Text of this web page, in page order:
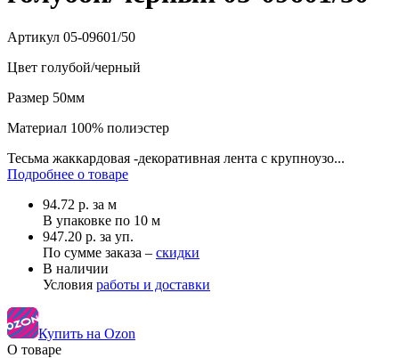
Артикул 05-09601/50
Цвет голубой/черный
Размер 50мм
Материал 100% полиэстер
Тесьма жаккардовая -декоративная лента с крупноузо...
Подробнее о товаре
94.72 р. за м
В упаковке по 10 м
947.20 р. за уп.
По сумме заказа – скидки
В наличии
Условия работы и доставки
Купить на Ozon
О товаре